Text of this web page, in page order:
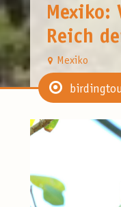
Mexiko:
Reich
Mexiko